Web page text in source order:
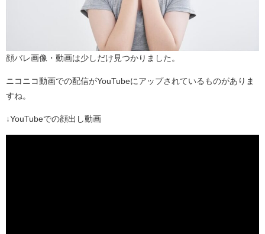
顔バレ画像・動画は少しだけ見つかりました。
ニコニコ動画での配信がYouTubeにアップされているものがありま
すね。
↓YouTubeでの顔出し動画